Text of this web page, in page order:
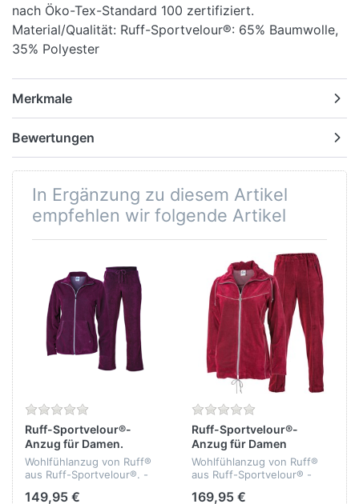
nach Öko-Tex-Standard 100 zertifiziert.
Material/Qualität: Ruff-Sportvelour®: 65% Baumwolle,
35% Polyester
Merkmale
Bewertungen
In Ergänzung zu diesem Artikel
empfehlen wir folgende Artikel
Ruff-Sportvelour®-
Anzug für Damen.
Wohlfühlanzug von Ruff®
aus Ruff-Sportvelour®. -
- temperaturausgleichend -
149,95 €
Ruff-Sportvelour®-
Anzug für Damen
Wohlfühlanzug von Ruff®
aus Ruff-Sportvelour® -
- temperaturausgleichen -
169,95 €